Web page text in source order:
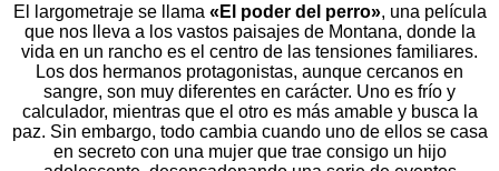
El largometraje se llama «El poder del perro», una película
que nos lleva a los vastos paisajes de Montana, donde la
vida en un rancho es el centro de las tensiones familiares.
Los dos hermanos protagonistas, aunque cercanos en
sangre, son muy diferentes en carácter. Uno es frío y
calculador, mientras que el otro es más amable y busca la
paz. Sin embargo, todo cambia cuando uno de ellos se casa
en secreto con una mujer que trae consigo un hijo